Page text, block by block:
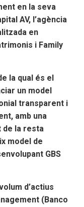
en la seva
AV, l’agència
en
i Family
la qual és el
un model
transparent i
amb una
de la resta
model de
GBS
d’actius
(Banco